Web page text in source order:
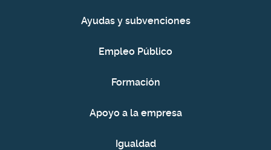
Ayudas y subvenciones
Empleo Público
Formación
Apoyo a la empresa
Igualdad